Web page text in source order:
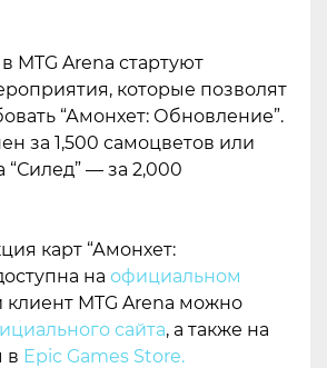
MTG Arena стартуют
которые позволят
“Амонхет: Обновление”.
за 1,500 самоцветов или
“Силед” — за 2,000
карт “Амонхет:
на официальном
клиент MTG Arena можно
сайта, а также на
в Epic Games Store.